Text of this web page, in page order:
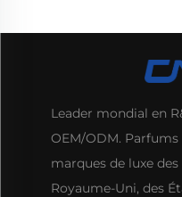
Leader mondial en
OEM/ODM.
marques de luxe
Royaume-Uni, des